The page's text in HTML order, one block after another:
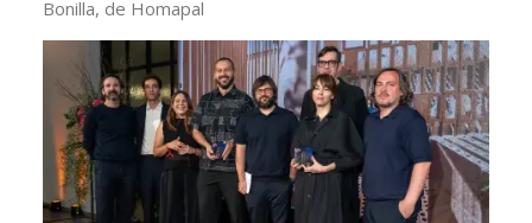
Bonilla, de Homapal